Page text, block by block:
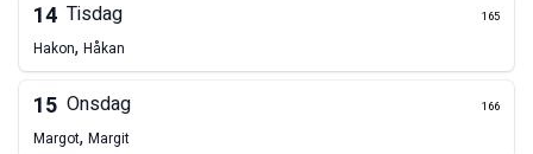
14 Tisdag 165
Hakon, Håkan
15 Onsdag 166
Margot, Margit